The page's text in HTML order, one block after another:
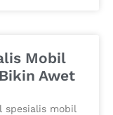
Mobil
Awet
spesialis mobil